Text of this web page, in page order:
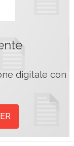
digitale con